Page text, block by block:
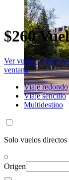
$260
Ver vuelo a $260
ventana
Viaje redondo
Viaje sencillo
Multidestino
Solo vuelos directos
Origen